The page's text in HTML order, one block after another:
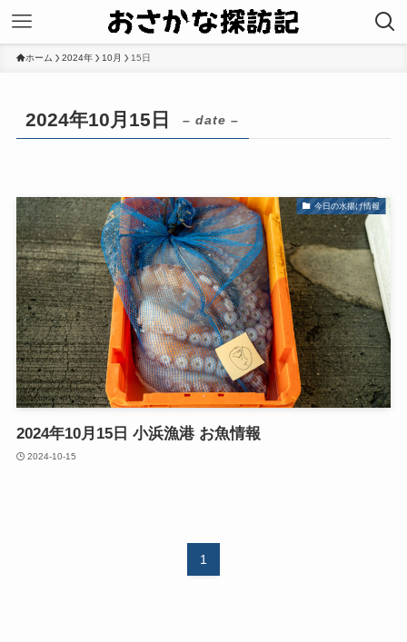
ホーム 2024年 10月 15日
2024年10月15日 – date –
今日の水揚げ情報
2024年10月15日 小浜漁港 お魚情報
2024-10-15
1